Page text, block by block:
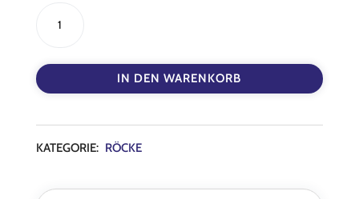
Landri
Menge
IN DEN WARENKORB
KATEGORIE: RÖCKE